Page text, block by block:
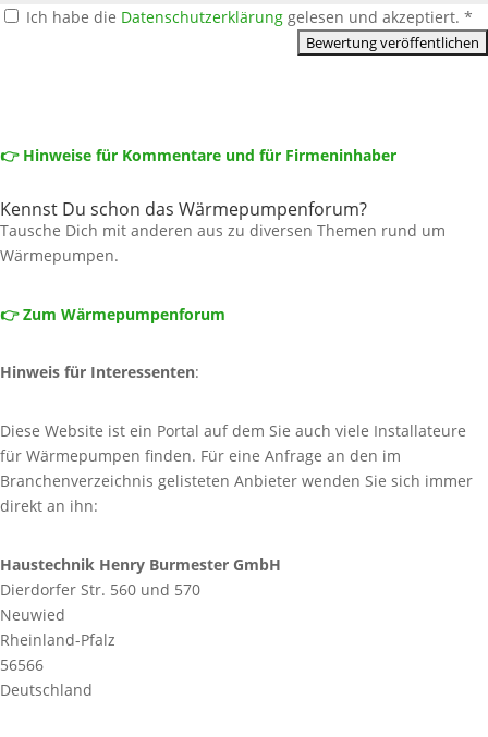
Ich habe die Datenschutzerklärung gelesen und akzeptiert. *
👉 Hinweise für Kommentare und für Firmeninhaber
Kennst Du schon das Wärmepumpenforum?
Tausche Dich mit anderen aus zu diversen Themen rund um
Wärmepumpen.
👉 Zum Wärmepumpenforum
Hinweis für Interessenten:
Diese Website ist ein Portal auf dem Sie auch viele Installateure
für Wärmepumpen finden. Für eine Anfrage an den im
Branchenverzeichnis gelisteten Anbieter wenden Sie sich immer
direkt an ihn:
Haustechnik Henry Burmester GmbH
Dierdorfer Str. 560 und 570
Neuwied
Rheinland-Pfalz
56566
Deutschland